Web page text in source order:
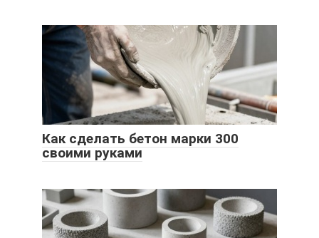
Как сделать бетон марки 300
своими руками